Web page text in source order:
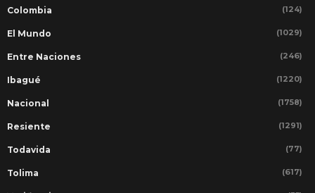
Colombia (124)
El Mundo (1029)
Entre Naciones (246)
Ibagué (1220)
Nacional (1758)
Resiente (1291)
Todavida (77)
Tolima (617)